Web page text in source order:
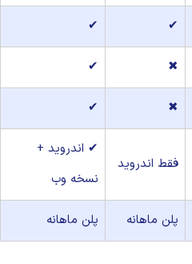
✔
✔
✖
✔
✖
✔
فقط اندروید
✔ اندروید +
نسخه وب
پلن ماهانه پلن ماهانه